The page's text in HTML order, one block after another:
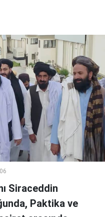
Siraceddin
Paktika ve